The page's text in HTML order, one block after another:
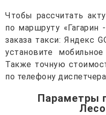
Чтобы рассчитать
по маршруту «Гагарин
заказа такси: Яндекс
установите
Также точную
по телефону
Параметры